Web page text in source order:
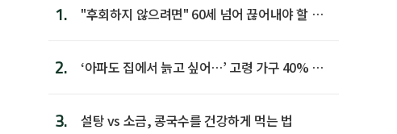
1.
"후회하지 않으려면" 60세 넘어 끊어내야 할 사
2.
‘아파도 집에서 늙고 싶어…’ 고령 가구 40% 노
3. 설탕 vs 소금, 콩국수를 건강하게 먹는 법